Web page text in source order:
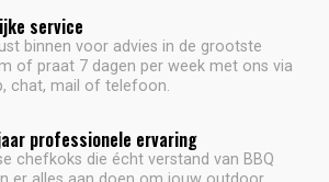
service
binnen voor advies in de grootste
of praat 7 dagen per week met ons via
chat, mail of telefoon.
professionele ervaring
chefkoks die écht verstand van BBQ